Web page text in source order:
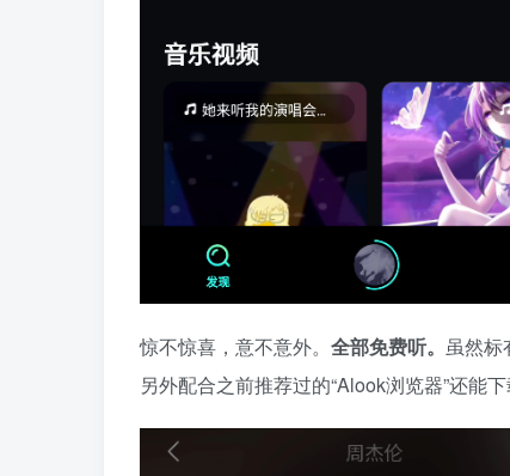
惊不惊喜，意不意外。 全部免费听。 虽然标
另外配合之前推荐过的“Alook浏览器”还能